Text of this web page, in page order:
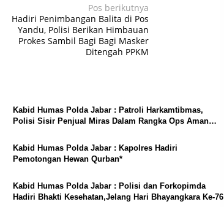
Pos berikutnya
Hadiri Penimbangan Balita di Pos
Yandu, Polisi Berikan Himbauan
Prokes Sambil Bagi Bagi Masker
Ditengah PPKM
Kabid Humas Polda Jabar : Patroli Harkamtibmas,
Polisi Sisir Penjual Miras Dalam Rangka Ops Aman
Kabid Humas Polda Jabar : Kapolres Hadiri
Pemotongan Hewan Qurban*
Kabid Humas Polda Jabar : Polisi dan Forkopimda
Hadiri Bhakti Kesehatan,Jelang Hari Bhayangkara Ke-76